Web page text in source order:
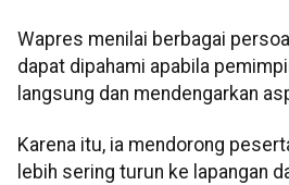
Wapres menilai berbagai
dapat dipahami apabila
langsung dan mendengarkan
Karena itu, ia mendorong
lebih sering turun ke lapangan